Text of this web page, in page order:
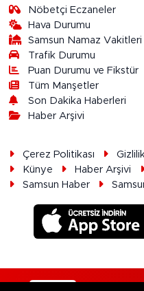
Nöbetçi Eczaneler
Hava Durumu
Samsun Namaz Vakitleri
Trafik Durumu
Puan Durumu ve Fikstür
Tüm Manşetler
Son Dakika Haberleri
Haber Arşivi
Çerez Politikası
Künye
Haber Arşivi
Samsun Haber